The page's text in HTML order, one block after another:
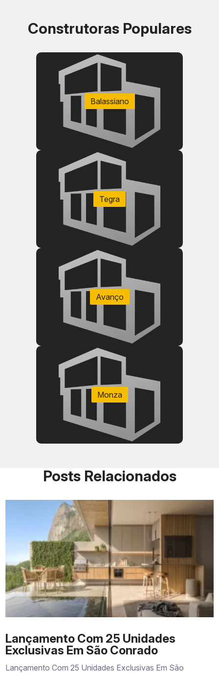
Construtoras Populares
Balassiano
Tegra
Avanço
Monza
Posts Relacionados
Lançamento Com 25 Unidades
Exclusivas Em São Conrado
Lançamento Com 25 Unidades Exclusivas Em São